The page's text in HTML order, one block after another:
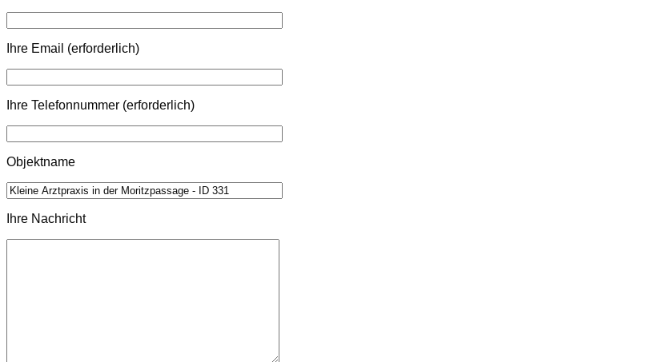
Ihre Email (erforderlich)
Ihre Telefonnummer (erforderlich)
Objektname
Ihre Nachricht